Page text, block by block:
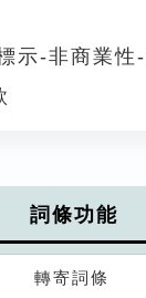
示-非商業性
詞條功能
轉寄詞條